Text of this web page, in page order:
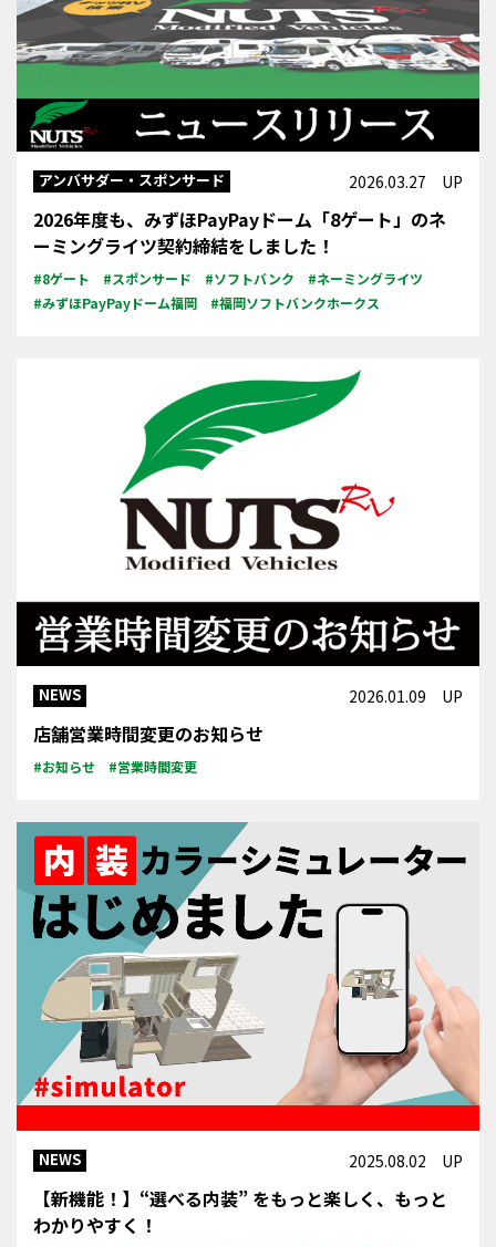
アンバサダー・スポンサード 2026.03.27 UP
2026年度も、みずほPayPayドーム「8ゲート」のネ
ーミングライツ契約締結をしました！
#8ゲート #スポンサード #ソフトバンク
#ネーミングライツ
#みずほPayPayドーム福岡
#福岡ソフトバンクホークス
NEWS 2026.01.09 UP
店舗営業時間変更のお知らせ
#お知らせ #営業時間変更
NEWS 2025.08.02 UP
【新機能！】“選べる内装” をもっと楽しく、もっと
わかりやすく！